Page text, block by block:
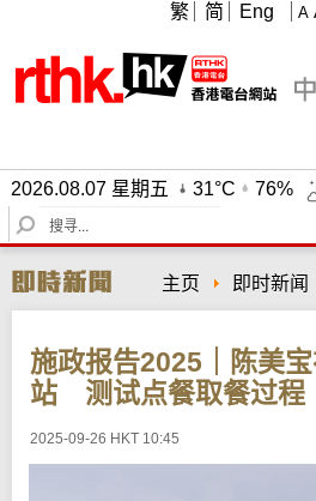
A
繁 简 Eng
2026.08.07 星期五 31°C
76%
S
e
r
c
主页 即时新闻
施政报告2025｜陈美
站 测试点餐取餐过程
2025-09-26 HKT 10:45